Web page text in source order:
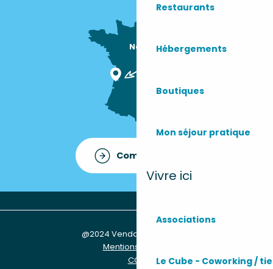
Restaurants
Hébergements
Boutiques
Mon séjour pratique
Vivre ici
Associations
Le Cube - Coworking /
Nous sommes
Comment venir ?
@2024 Vendays-Montalivet
Mentions légales
CGU